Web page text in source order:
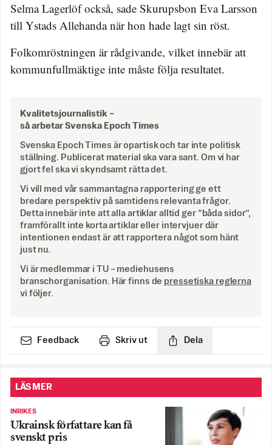
Selma Lagerlöf också, sade Skurupsbon Eva Larsson
till Ystads Allehanda när hon hade lagt sin röst.
Folkomröstningen är rådgivande, vilket innebär att
kommunfullmäktige inte måste följa resultatet.
Kvalitetsjournalistik –
så arbetar Svenska Epoch Times
Svenska Epoch Times är opartisk och tar inte politisk
ställning. Publicerat material ska vara sant. Om vi har
gjort fel ska vi skyndsamt rätta det.
Vi vill med vår sammantagna rapportering ge ett
bredare perspektiv på samtidens relevanta frågor.
Detta innebär inte att alla artiklar alltid ger ”båda sidor”,
framförallt inte korta artiklar eller intervjuer där
intentionen endast är att rapportera något som hänt
just nu.
Vi är medlemmar i TU – mediehusens
branschorganisation. Här finns de pressetiska reglerna
vi följer.
Feedback Skriv ut Dela
LÄS MER
INRIKES
Ukrainsk författare kan få
svenskt pris